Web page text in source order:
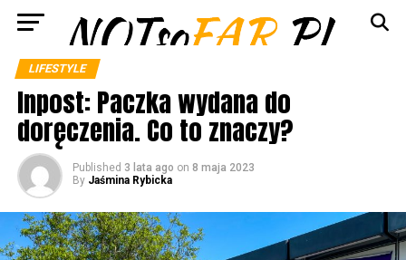
LIFESTYLE
Inpost: Paczka wydana do
doręczenia. Co to znaczy?
Published 3 lata ago on 8 maja 2023
By Jaśmina Rybicka